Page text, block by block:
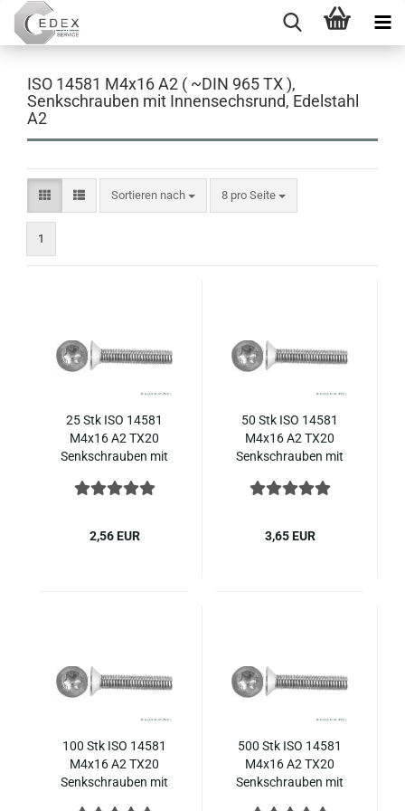
ISO 14581 M4x16 A2 ( ~DIN 965 TX ),
Senkschrauben mit Innensechsrund, Edelstahl
A2
Sortieren nach
Sortieren nach 8 pro Seite
pro Seite
1
25 Stk ISO 14581
M4x16 A2 TX20
Senk­schrau­ben mit
Edel­stahl ( ~ DIN 965
2,56 EUR
50 Stk ISO 14581
M4x16 A2 TX20
Senk­schrau­ben mit
Edel­stahl ( ~ DIN 965
3,65 EUR
100 Stk ISO 14581
M4x16 A2 TX20
Senk­schrau­ben mit
500 Stk ISO 14581
M4x16 A2 TX20
Senk­schrau­ben mit